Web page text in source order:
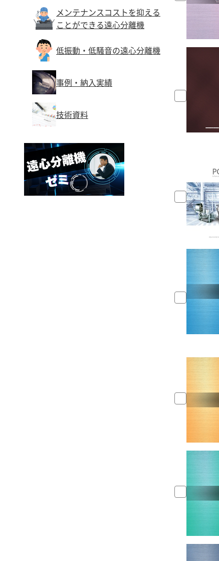
メンテナンスコストを抑える
ことができる遠心分離機
低振動・低騒音の遠心分離機
事例・納入実績
技術資料